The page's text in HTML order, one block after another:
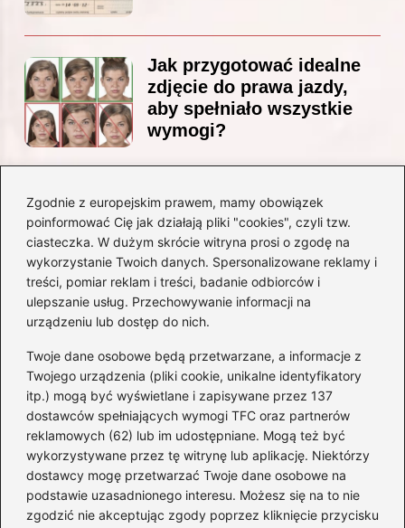
Zgodnie z europejskim prawem, mamy obowiązek
poinformować Cię jak działają pliki "cookies", czyli tzw.
ciasteczka. W dużym skrócie witryna prosi o zgodę na
wykorzystanie Twoich danych. Spersonalizowane reklamy i
treści, pomiar reklam i treści, badanie odbiorców i
ulepszanie usług. Przechowywanie informacji na
urządzeniu lub dostęp do nich.
Twoje dane osobowe będą przetwarzane, a informacje z
Twojego urządzenia (pliki cookie, unikalne identyfikatory
itp.) mogą być wyświetlane i zapisywane przez 137
dostawców spełniających wymogi TFC oraz partnerów
reklamowych (62) lub im udostępniane. Mogą też być
wykorzystywane przez tę witrynę lub aplikację. Niektórzy
dostawcy mogę przetwarzać Twoje dane osobowe na
podstawie uzasadnionego interesu. Możesz się na to nie
zgodzić nie akceptując zgody poprzez kliknięcie przycisku
Jak przygotować idealne
zdjęcie do prawa jazdy,
aby spełniało wszystkie
wymogi?
Czy Jarosław Kaczyński
posiada prawo jazdy? Oto
prawda, którą warto znać!
Kategorie
Akumulatory(71)
Benzyna i Diesel(68)
Motocykle(47)
Opony(77)
Prawo jazdy(75)
Samochody(275)